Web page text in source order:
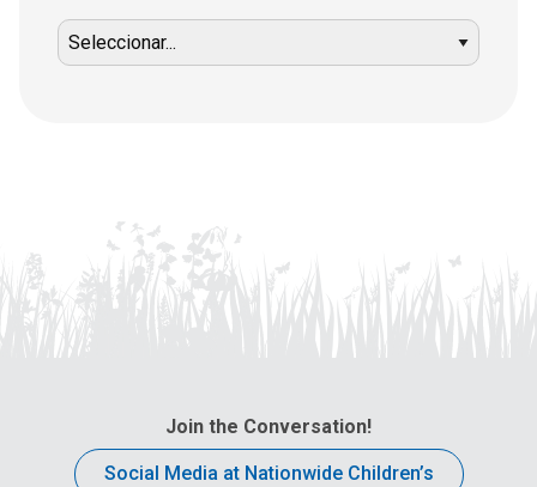
Join the Conversation!
Social Media at Nationwide Children’s